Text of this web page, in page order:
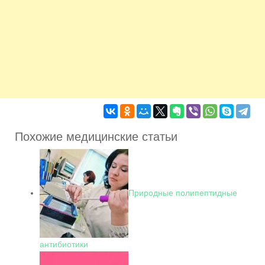
Похожие медицинские статьи
Природные полипептидные
антибиотики